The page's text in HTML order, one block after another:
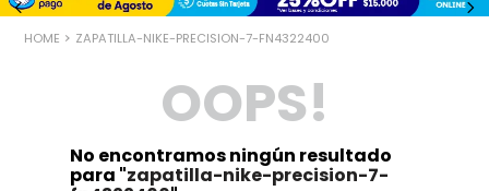
ZAPATILLA-NIKE-PRECISION-7-FN4322400
OOPS!
No encontramos ningún resultado
para "zapatilla-nike-precision-7-
1.
zapatillas basquet
chinelas